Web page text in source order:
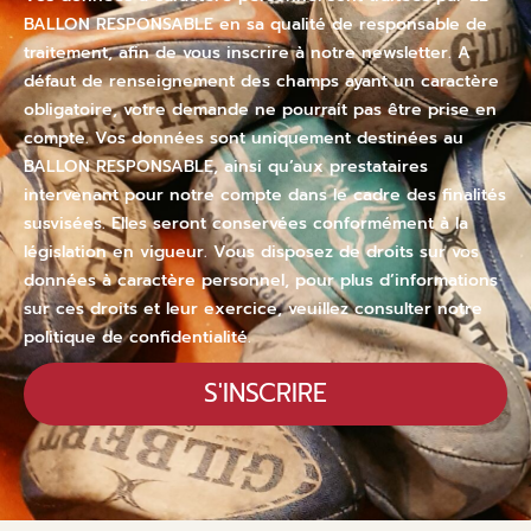
BALLON RESPONSABLE en sa qualité de responsable de
traitement, afin de vous inscrire à notre newsletter. A
défaut de renseignement des champs ayant un caractère
obligatoire, votre demande ne pourrait pas être prise en
compte. Vos données sont uniquement destinées au
BALLON RESPONSABLE, ainsi qu’aux prestataires
intervenant pour notre compte dans le cadre des finalités
susvisées. Elles seront conservées conformément à la
législation en vigueur. Vous disposez de droits sur vos
données à caractère personnel, pour plus d’informations
sur ces droits et leur exercice, veuillez consulter notre
politique de confidentialité.
S'INSCRIRE